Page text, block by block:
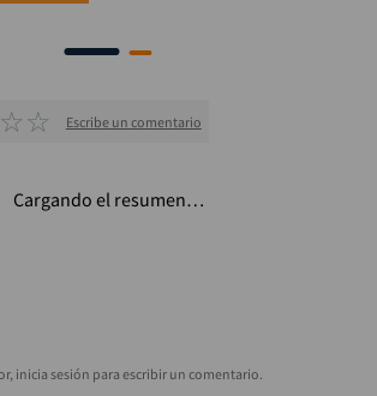
☆☆ Escribe un comentario
Cargando el resumen…